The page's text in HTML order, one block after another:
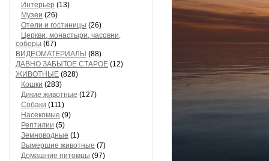
Интерьер (13)
Музеи (26)
Отели и гостиницы (26)
Церкви, монастыри, часовни,
соборы (67)
ВИДЕОМАТЕРИАЛЫ (88)
ДАВНО ЗАБЫТОЕ СТАРОЕ (12)
ЖИВОТНЫЕ (828)
Кошки (283)
Дикие животные (127)
Собаки (111)
Насекомые (9)
Рептилии (5)
Земноводные (1)
Вымершие животные (7)
Домашние питомцы (97)